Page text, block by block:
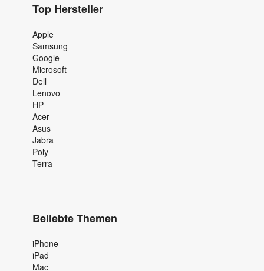
Top Hersteller
Apple
Samsung
Google
Microsoft
Dell
Lenovo
HP
Acer
Asus
Jabra
Poly
Terra
Beliebte Themen
iPhone
iPad
Mac